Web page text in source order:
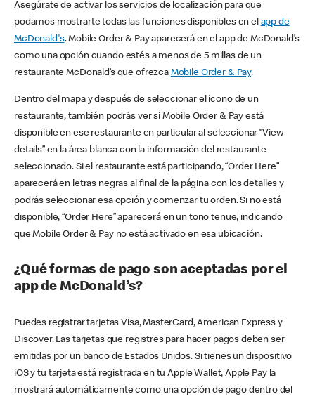
Asegúrate de activar los servicios de localización para que
podamos mostrarte todas las funciones disponibles en el app de
McDonald's. Mobile Order & Pay aparecerá en el app de McDonald’s
como una opción cuando estés a menos de 5 millas de un
restaurante McDonald’s que ofrezca Mobile Order & Pay.
Dentro del mapa y después de seleccionar el ícono de un
restaurante, también podrás ver si Mobile Order & Pay está
disponible en ese restaurante en particular al seleccionar “View
details” en la área blanca con la información del restaurante
seleccionado. Si el restaurante está participando, “Order Here”
aparecerá en letras negras al final de la página con los detalles y
podrás seleccionar esa opción y comenzar tu orden. Si no está
disponible, “Order Here” aparecerá en un tono tenue, indicando
que Mobile Order & Pay no está activado en esa ubicación.
¿Qué formas de pago son aceptadas por el
app de McDonald’s?
Puedes registrar tarjetas Visa, MasterCard, American Express y
Discover. Las tarjetas que registres para hacer pagos deben ser
emitidas por un banco de Estados Unidos. Si tienes un dispositivo
iOS y tu tarjeta está registrada en tu Apple Wallet, Apple Pay la
mostrará automáticamente como una opción de pago dentro del